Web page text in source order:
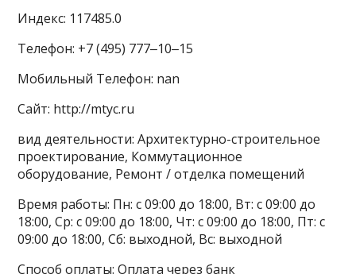
Индекс: 117485.0
Телефон: +7 (495) 777‒10‒15
Мобильный Телефон: nan
Сайт: http://mtyc.ru
вид деятельности: Архитектурно-строительное
проектирование, Коммутационное
оборудование, Ремонт / отделка помещений
Время работы: Пн: с 09:00 до 18:00, Вт: с 09:00 до
18:00, Ср: с 09:00 до 18:00, Чт: с 09:00 до 18:00, Пт: с
09:00 до 18:00, Сб: выходной, Вс: выходной
Способ оплаты: Оплата через банк